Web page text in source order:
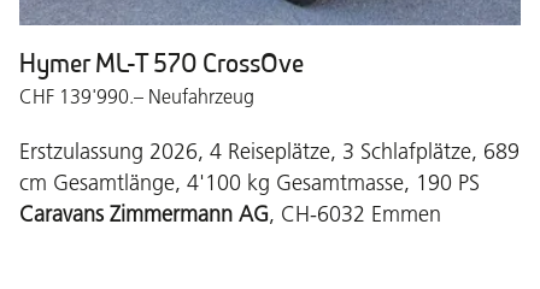
Hymer ML-T 570 CrossOve
CHF 139'990.– Neufahrzeug
Erstzulassung 2026, 4 Reiseplätze, 3 Schlafplätze, 689
cm Gesamtlänge, 4'100 kg Gesamtmasse, 190 PS
Caravans Zimmermann AG, CH-6032 Emmen